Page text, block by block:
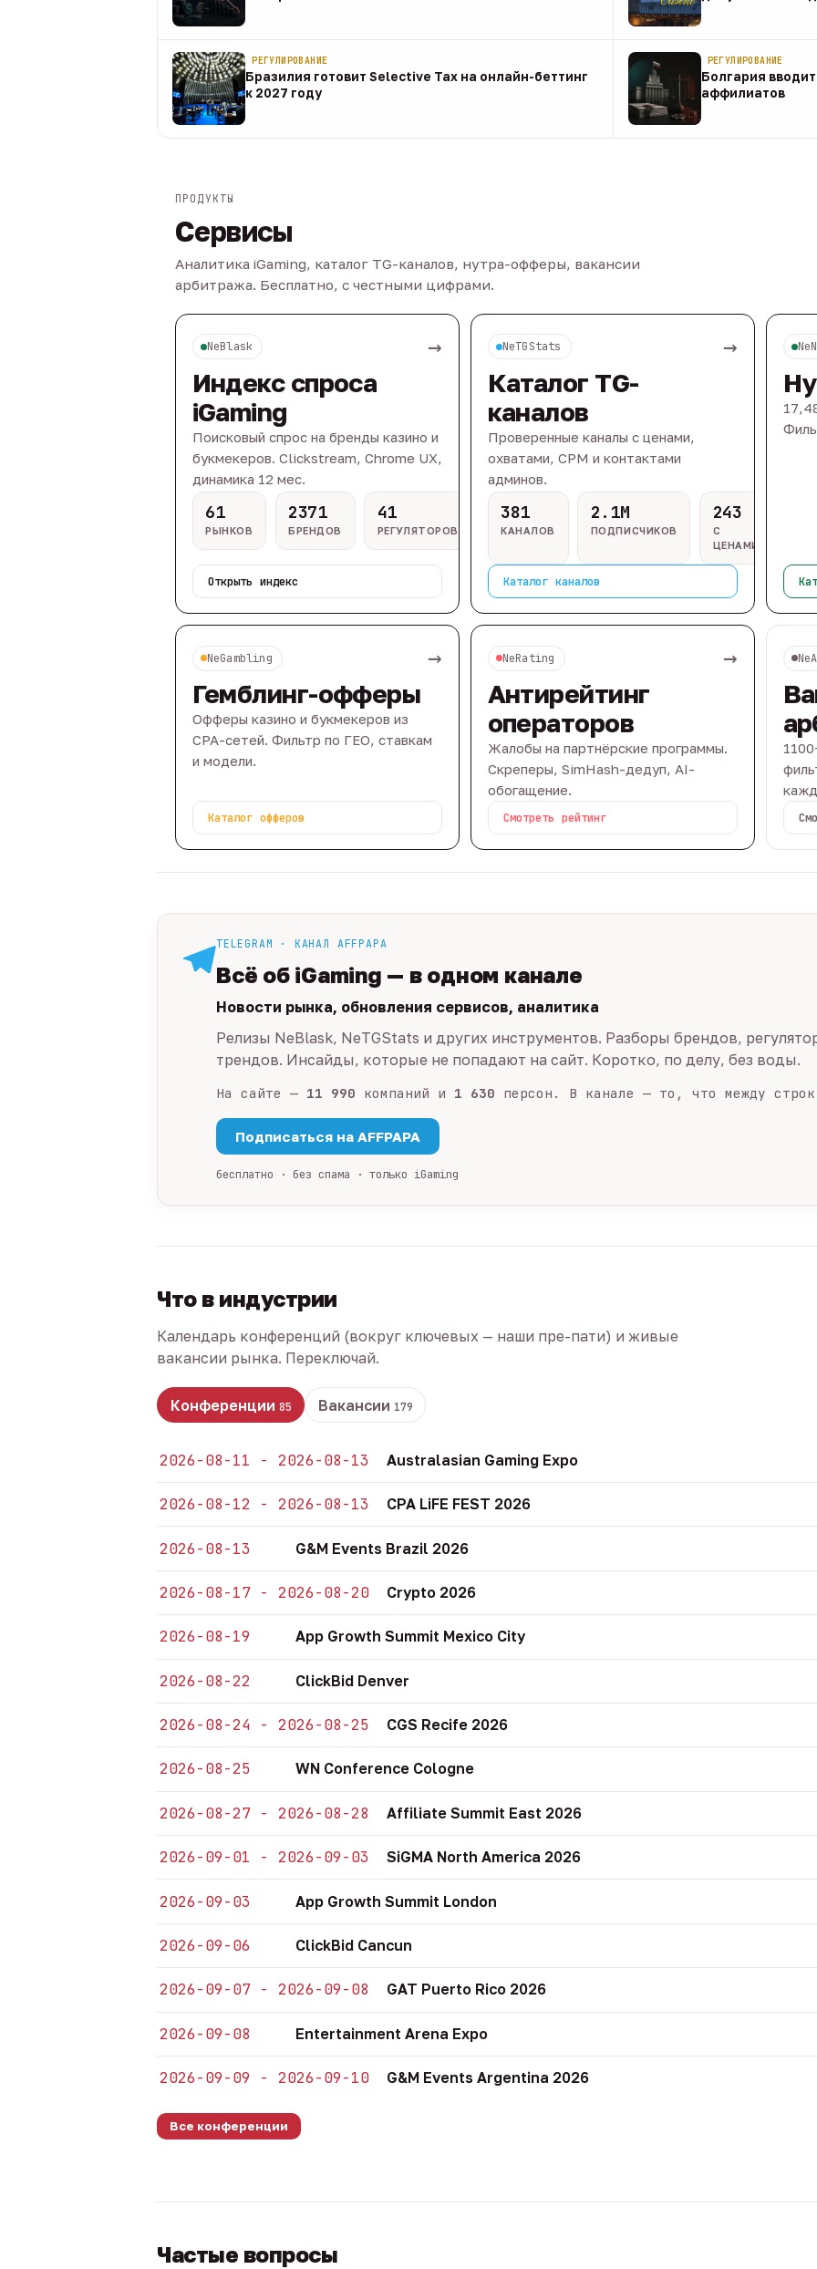
08 авг
РЕГУЛИРОВАНИЕ
Бразилия готовит Selective Tax на онлайн-беттинг
к 2027 году
РЕГУЛИРОВАНИЕ
Болгария
аффилиатов
08 авг
ПРОДУКТЫ
Сервисы
Аналитика iGaming, каталог TG-каналов, нутра-офферы, вакансии
арбитража. Бесплатно, с честными цифрами.
NeBlask →
Индекс спроса
iGaming
Поисковый спрос на бренды казино и
букмекеров. Clickstream, Chrome UX,
динамика 12 мес.
61
РЫНКОВ
2371
БРЕНДОВ
41
РЕГУЛЯТОРОВ
Открыть индекс
NeTGStats →
Каталог TG-
каналов
Проверенные каналы с ценами,
охватами, CPM и контактами
админов.
381
КАНАЛОВ
2.1M
ПОДПИСЧИКОВ
243
С
ЦЕНАМИ
Каталог каналов
NeGambling →
Гемблинг-офферы
Офферы казино и букмекеров из
CPA-сетей. Фильтр по ГЕО, ставкам
и модели.
Каталог офферов
NeRating →
Антирейтинг
операторов
Жалобы на партнёрские программы.
Скреперы, SimHash-дедуп, AI-
обогащение.
Смотреть рейтинг
TELEGRAM · КАНАЛ AFFPAPA
Всё об iGaming — в одном канале
Новости рынка, обновления сервисов, аналитика
Релизы NeBlask, NeTGStats и других инструментов. Разборы брендов,
трендов. Инсайды, которые не попадают на сайт. Коротко, по делу, без воды.
На сайте — 11 990 компаний и 1 630 персон. В канале — то, что между
Подписаться на AFFPAPA
бесплатно · без спама · только iGaming
Что в индустрии
Календарь конференций (вокруг ключевых — наши пре-пати) и живые
вакансии рынка. Переключай.
Конференции 85 Вакансии 179
2026-08-11 - 2026-08-13 Australasian Gaming Expo
2026-08-12 - 2026-08-13 CPA LiFE FEST 2026
2026-08-13 G&M Events Brazil 2026
2026-08-17 - 2026-08-20 Crypto 2026
2026-08-19 App Growth Summit Mexico City
2026-08-22 ClickBid Denver
2026-08-24 - 2026-08-25 CGS Recife 2026
2026-08-25 WN Conference Cologne
2026-08-27 - 2026-08-28 Affiliate Summit East 2026
2026-09-01 - 2026-09-03 SiGMA North America 2026
2026-09-03 App Growth Summit London
2026-09-06 ClickBid Cancun
2026-09-07 - 2026-09-08 GAT Puerto Rico 2026
2026-09-08 Entertainment Arena Expo
2026-09-09 - 2026-09-10 G&M Events Argentina 2026
Все конференции
Частые вопросы